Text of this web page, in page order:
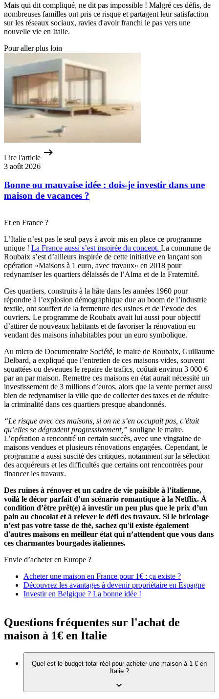
Mais qui dit compliqué, ne dit pas impossible ! Malgré ces défis, de
nombreuses familles ont pris ce risque et partagent leur satisfaction
sur les réseaux sociaux, ravies d'avoir franchi le pas vers une
nouvelle vie en Italie.
Pour aller plus loin
Lire l'article
3 août 2026
Bonne ou mauvaise idée : dois-je investir dans une
maison de vacances ?
Et en France ?
L’Italie n’est pas le seul pays à avoir mis en place ce programme
unique ! La France aussi s’est inspirée du concept. La commune de
Roubaix s’est d’ailleurs inspirée de cette initiative en lançant son
opération «Maisons à 1 euro, avec travaux» en 2018 pour
redynamiser les quartiers délaissés de l’Alma et de la Fraternité.
Ces quartiers, construits à la hâte dans les années 1960 pour
répondre à l’explosion démographique due au boom de l’industrie
textile, ont souffert de la fermeture des usines et de l’exode des
ouvriers. Le programme de Roubaix avait lui aussi pour objectif
d’attirer de nouveaux habitants et de favoriser la rénovation en
vendant des maisons inhabitables pour un euro symbolique.
Au micro de Documentaire Société, le maire de Roubaix, Guillaume
Delbard, a expliqué que l’entretien de ces maisons vides, souvent
squattées ou devenues le repaire de trafics, coûtait environ 3 000 €
par an par maison. Remettre ces maisons en état aurait nécessité un
investissement de 3 millions d’euros, alors que la vente permet aussi
bien de redynamiser la ville que de collecter des taxes et de réduire
la criminalité dans ces quartiers presque abandonnés.
“Le risque avec ces maisons, si on ne s’en occupait pas, c’était
qu’elles se dégradent progressivement,” souligne le maire.
L’opération a rencontré un certain succès, avec une vingtaine de
maisons vendues et plusieurs rénovations engagées. Cependant, le
programme a aussi suscité des critiques, notamment sur la sélection
des acquéreurs et les difficultés que certains ont rencontrées pour
financer les travaux.
Des ruines à rénover et un cadre de vie paisible à l’italienne,
voilà le décor parfait d’un scénario romantique à la Netflix. À
condition d’être prêt(e) à investir un peu plus que le prix d’un
pain au chocolat et à relever le défi des travaux. Si le bricolage
n’est pas votre tasse de thé, sachez qu'il existe également
d'autres maisons en meilleur état qui n’attendent que vous dans
ces charmantes bourgades italiennes.
Envie d’acheter en Europe ?
Acheter une maison en France pour 1€ : ça existe ?
Découvrez les avantages à devenir propriétaire en Espagne
Investir en Belgique ? La bonne idée !
Questions fréquentes sur l'achat de
maison à 1€ en Italie
Quel est le budget total réel pour acheter une maison à 1 € en
Italie ?